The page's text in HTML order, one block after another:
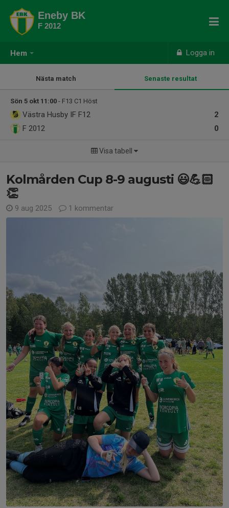
Hem Logga in
Eneby BK
F 2012
Nästa match Senaste resultat
Sön 5 okt 11:00 - F13 C1 Höst
2
Västra Husby IF F12
0
F 2012
Visa tabell
Kolmården Cup 8-9 augusti 😃💪🏻
👏
9 aug 2025 1 kommentar